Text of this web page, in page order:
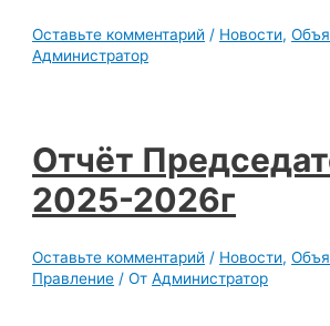
Оставьте комментарий / Новости,
Администратор
Отчёт
2025-2026г
Оставьте комментарий / Новости,
Правление / От Администратор